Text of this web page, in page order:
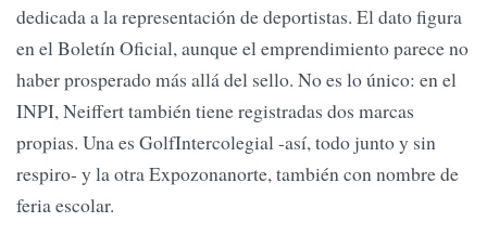
dedicada a la representación de deportistas. El dato figura
en el Boletín Oficial, aunque el emprendimiento parece no
haber prosperado más allá del sello. No es lo único: en el
INPI, Neiffert también tiene registradas dos marcas
propias. Una es GolfIntercolegial -así, todo junto y sin
respiro- y la otra Expozonanorte, también con nombre de
feria escolar.